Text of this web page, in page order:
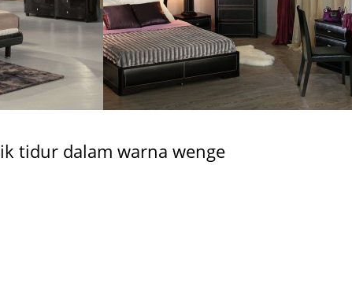
tidur dalam warna wenge